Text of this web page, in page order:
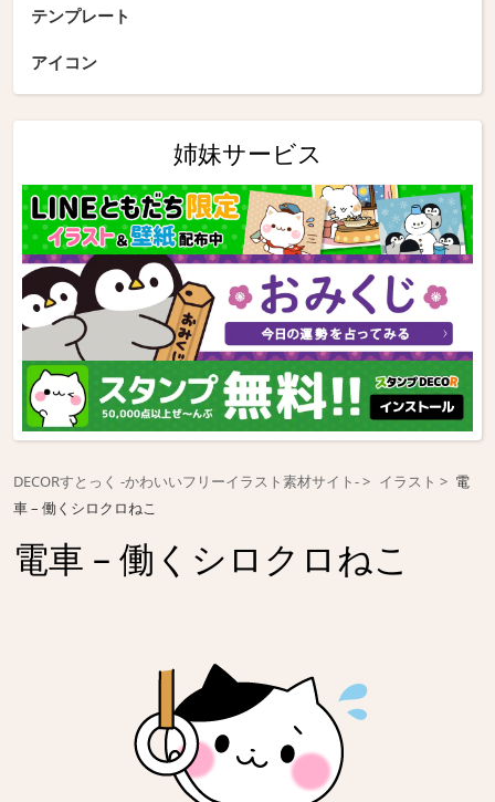
テンプレート
アイコン
姉妹サービス
DECORすとっく -かわいいフリーイラスト素材サイト- イラスト
電
車 – 働くシロクロねこ
電車 – 働くシロクロねこ